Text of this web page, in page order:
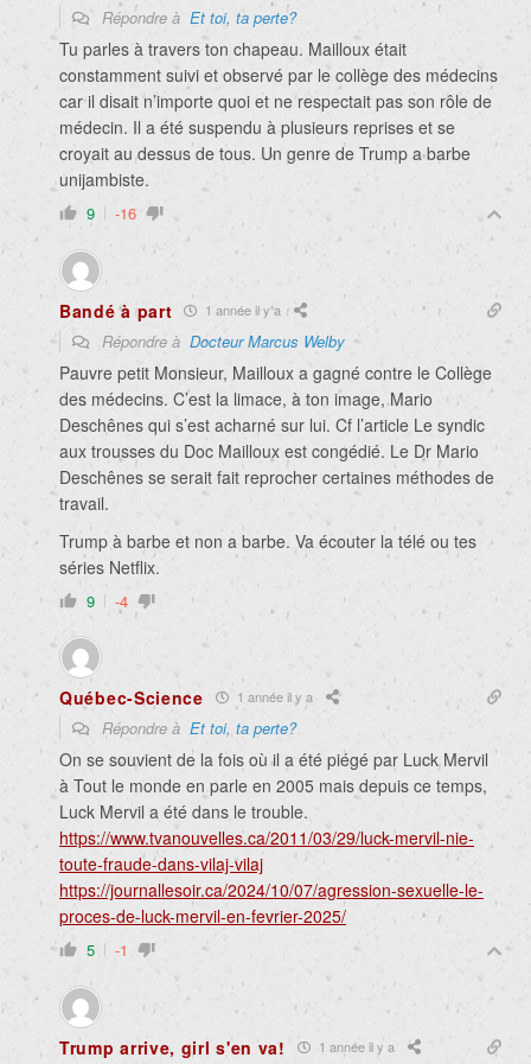
Répondre à Et toi, ta perte?
Tu parles à travers ton chapeau. Mailloux était
constamment suivi et observé par le collège des médecins
car il disait n’importe quoi et ne respectait pas son rôle de
médecin. Il a été suspendu à plusieurs reprises et se
croyait au dessus de tous. Un genre de Trump a barbe
unijambiste.
9 -16
Bandé à part 1 année il y a
Répondre à Docteur Marcus Welby
Pauvre petit Monsieur, Mailloux a gagné contre le Collège
des médecins. C’est la limace, à ton image, Mario
Deschênes qui s’est acharné sur lui. Cf l’article Le syndic
aux trousses du Doc Mailloux est congédié. Le Dr Mario
Deschênes se serait fait reprocher certaines méthodes de
travail.
Trump à barbe et non a barbe. Va écouter la télé ou tes
séries Netflix.
9 -4
Québec-Science 1 année il y a
Répondre à Et toi, ta perte?
On se souvient de la fois où il a été piégé par Luck Mervil
à Tout le monde en parle en 2005 mais depuis ce temps,
Luck Mervil a été dans le trouble.
https://www.tvanouvelles.ca/2011/03/29/luck-mervil-nie-
toute-fraude-dans-vilaj-vilaj
https://journallesoir.ca/2024/10/07/agression-sexuelle-le-
proces-de-luck-mervil-en-fevrier-2025/
5 -1
Trump arrive, girl s'en va! 1 année il y a